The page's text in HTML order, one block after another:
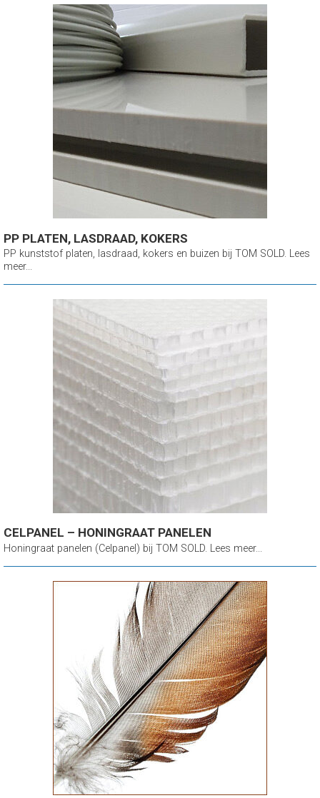
PP PLATEN, LASDRAAD, KOKERS
PP kunststof platen, lasdraad, kokers en buizen bij TOM SOLD. Lees
meer...
CELPANEL – HONINGRAAT PANELEN
Honingraat panelen (Celpanel) bij TOM SOLD. Lees meer...